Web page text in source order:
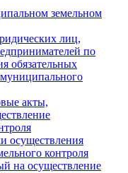
земельном
лиц,
по
обязательных
акты,
осуществления
контроля
на осуществление